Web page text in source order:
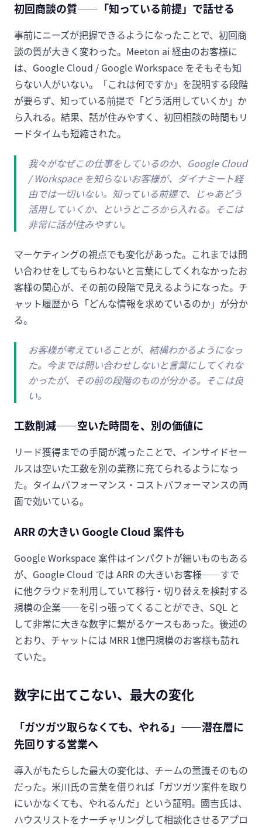
初回商談の質——「知っている前提」で話せる
事前にニーズが把握できるようになったことで、初回商
談の質が大きく変わった。Meeton ai 経由のお客様に
は、Google Cloud / Google Workspace をそもそも知
らない人がいない。「これは何ですか」を説明する段階
が要らず、知っている前提で「どう活用していくか」か
ら入れる。結果、話が住みやすく、初回相談の時間もリ
ードタイムも短縮された。
我々がなぜこの仕事をしているのか、Google Cloud
/ Workspace を知らないお客様が、ダイナミート経
由では一切いない。知っている前提で、じゃあどう
活用していくか、というところから入れる。そこは
非常に話が住みやすい。
マーケティングの視点でも変化があった。これまでは問
い合わせをしてもらわないと言葉にしてくれなかったお
客様の関心が、その前の段階で見えるようになった。チ
ャット履歴から「どんな情報を求めているのか」が分か
る。
お客様が考えていることが、結構わかるようになっ
た。今までは問い合わせしないと言葉にしてくれな
かったが、その前の段階のものが分かる。そこは良
い。
工数削減——空いた時間を、別の価値に
リード獲得までの手間が減ったことで、インサイドセー
ルスは空いた工数を別の業務に充てられるようになっ
た。タイムパフォーマンス・コストパフォーマンスの両
面で効いている。
ARR の大きい Google Cloud 案件も
Google Workspace 案件はインパクトが細いものもある
が、Google Cloud では ARR の大きいお客様——すで
に他クラウドを利用していて移行・切り替えを検討する
規模の企業——を引っ張ってくることができ、SQL と
して非常に大きな数字に繋がるケースもあった。後述の
とおり、チャットには MRR 1億円規模のお客様も訪れ
ていた。
数字に出てこない、最大の変化
「ガツガツ取らなくても、やれる」——潜在層に
先回りする営業へ
導入がもたらした最大の変化は、チームの意識そのもの
だった。米川氏の言葉を借りれば「ガツガツ案件を取り
にいかなくても、やれるんだ」という証明。國吉氏は、
ハウスリストをナーチャリングして相談化させるアプロ